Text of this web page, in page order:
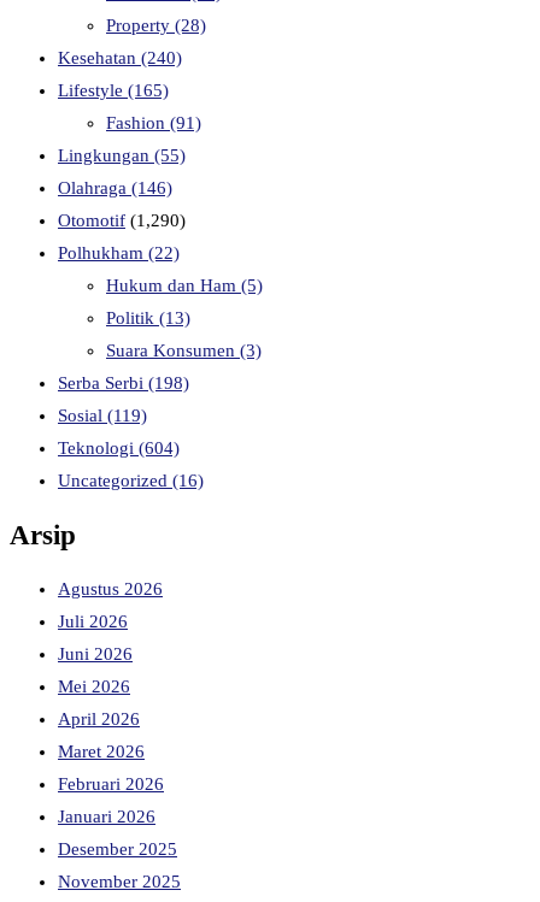
Property (28)
Kesehatan (240)
Lifestyle (165)
Fashion (91)
Lingkungan (55)
Olahraga (146)
Otomotif (1,290)
Polhukham (22)
Hukum dan Ham (5)
Politik (13)
Suara Konsumen (3)
Serba Serbi (198)
Sosial (119)
Teknologi (604)
Uncategorized (16)
Arsip
Agustus 2026
Juli 2026
Juni 2026
Mei 2026
April 2026
Maret 2026
Februari 2026
Januari 2026
Desember 2025
November 2025